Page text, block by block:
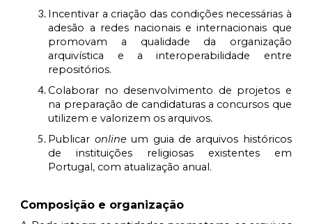
Incentivar a criação das condições necessárias à
adesão a redes nacionais e internacionais que
promovam a qualidade da organização
arquivística e a interoperabilidade entre
repositórios.
Colaborar no desenvolvimento de projetos e
na preparação de candidaturas a concursos que
utilizem e valorizem os arquivos.
Publicar onlineum guia de arquivos históricos
de instituições religiosas existentes em
Portugal, com atualização anual.
Composição e organização